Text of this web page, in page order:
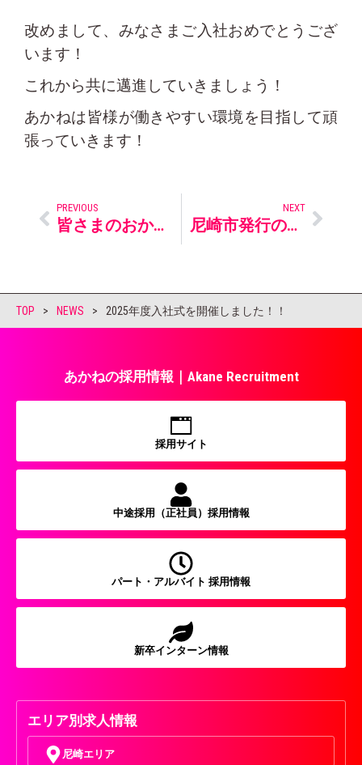
改めまして、みなさまご入社おめでとうござ
います！
これから共に邁進していきましょう！
あかねは皆様が働きやすい環境を目指して頑
張っていきます！
PREVIOUS
皆さまのおかげで「社会福祉法人あかね」は30周年を迎えました！
NEXT
尼崎市発行の月刊誌「市報あまがさき」2025年6月号にて、出屋敷駅前広場での取り組みを紹介していただきました
TOP > NEWS > 2025年度入社式を開催しました！！
あかねの採用情報｜Akane Recruitment
採用サイト
中途採用（正社員）採用情報
パート・アルバイト 採用情報
新卒インターン情報
エリア別求人情報
尼崎エリア